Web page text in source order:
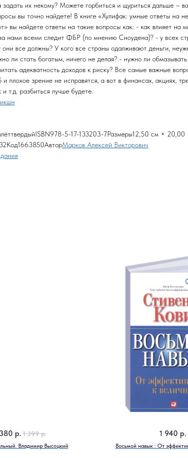
задать их некому? Можете горбиться и щуриться дальше –
вы точно найдете! В книге «Хулифак: умные ответы на
вы найдете ответы на такие вопросы как: - как влияет на
нами всеми следит ФБР (по мнению Сноудена)? - у всех
они все должны? У кого все страны одалживают деньги,
ли стать богатым, ничего не делая? - нужно ли
адекватность доходов к риску? Все самые важные
и плохое зрение не исправятся, а вот в финансах, акциях,
и т.д. разбиться лучше будете.
5-17-133203-7Размеры12,50 см × 20,00
Марков Алексей Викторович
Владимир Высоцкий
р. 1 399 р.
Восьмой навык : От
1 940 р.